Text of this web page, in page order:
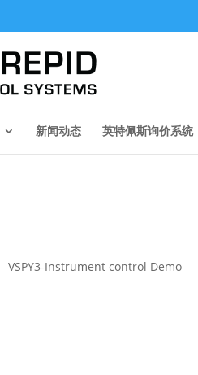
新闻动态 英特佩斯询价系统
VSPY3-Instrument control Demo